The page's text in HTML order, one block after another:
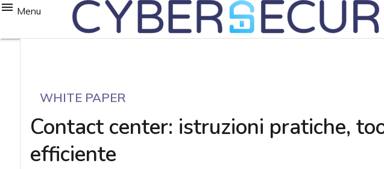
Menu
WHITE PAPER
Contact center: istruzioni pratiche,
efficiente